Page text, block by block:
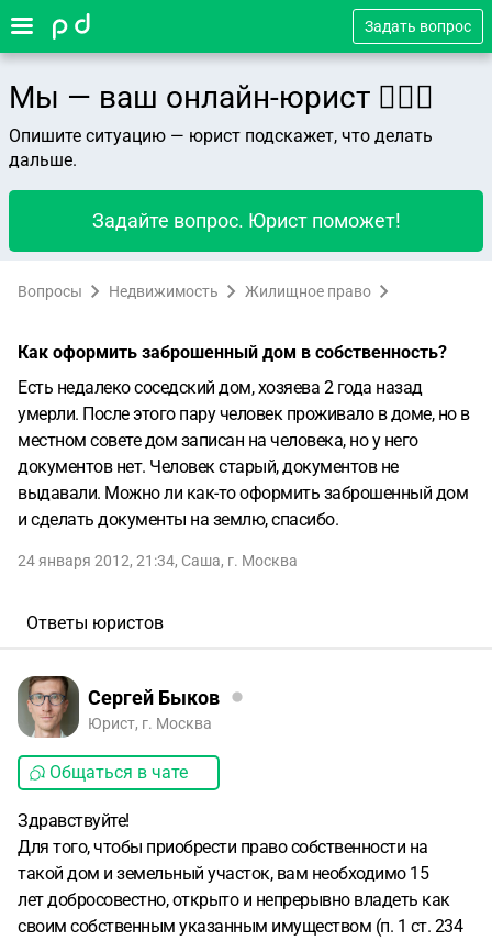
Задать вопрос
Мы — ваш онлайн-юрист 👨🏻‍⚖️
Опишите ситуацию — юрист подскажет, что делать
дальше.
Задайте вопрос. Юрист поможет!
Вопросы Недвижимость Жилищное право
Как оформить заброшенный дом в собственность?
Есть недалеко соседский дом, хозяева 2 года назад
умерли. После этого пару человек проживало в доме, но в
местном совете дом записан на человека, но у него
документов нет. Человек старый, документов не
выдавали. Можно ли как-то оформить заброшенный дом
и сделать документы на землю, спасибо.
24 января 2012, 21:34, Саша, г. Москва
Ответы юристов
Сергей Быков
Юрист, г. Москва
Общаться в чате
Здравствуйте!
Для того, чтобы приобрести право собственности на
такой дом и земельный участок, вам необходимо 15
лет добросовестно, открыто и непрерывно владеть как
своим собственным указанным имуществом (п. 1 ст. 234